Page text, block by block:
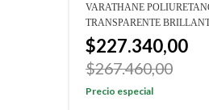
VARATHANE
TRANSPARENTE
$227.340,00
$267.460,00
Precio especial